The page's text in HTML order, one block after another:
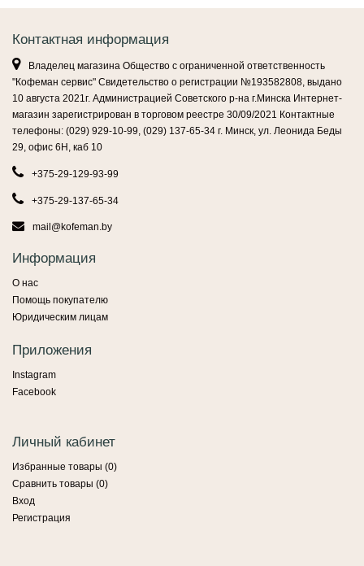
Контактная информация
Владелец магазина Общество с ограниченной ответственность
"Кофеман сервис" Свидетельство о регистрации №193582808, выдано
10 августа 2021г. Администрацией Советского р-на г.Минска Интернет-
магазин зарегистрирован в торговом реестре 30/09/2021 Контактные
телефоны: (029) 929-10-99, (029) 137-65-34 г. Минск, ул. Леонида Беды
29, офис 6Н, каб 10
+375-29-129-93-99
+375-29-137-65-34
mail@kofeman.by
Информация
О нас
Помощь покупателю
Юридическим лицам
Приложения
Instagram
Facebook
Личный кабинет
Избранные товары (0)
Сравнить товары (0)
Вход
Регистрация